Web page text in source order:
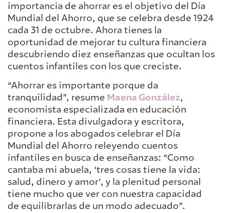
importancia de ahorrar es el objetivo del Día
Mundial del Ahorro, que se celebra desde 1924
cada 31 de octubre. Ahora tienes la
oportunidad de mejorar tu cultura financiera
descubriendo diez enseñanzas que ocultan los
cuentos infantiles con los que creciste.
“Ahorrar es importante porque da
tranquilidad”, resume Maena González,
economista especializada en educación
financiera. Esta divulgadora y escritora,
propone a los abogados celebrar el Día
Mundial del Ahorro releyendo cuentos
infantiles en busca de enseñanzas: “Como
cantaba mi abuela, ‘tres cosas tiene la vida:
salud, dinero y amor’, y la plenitud personal
tiene mucho que ver con nuestra capacidad
de equilibrarlas de un modo adecuado”.